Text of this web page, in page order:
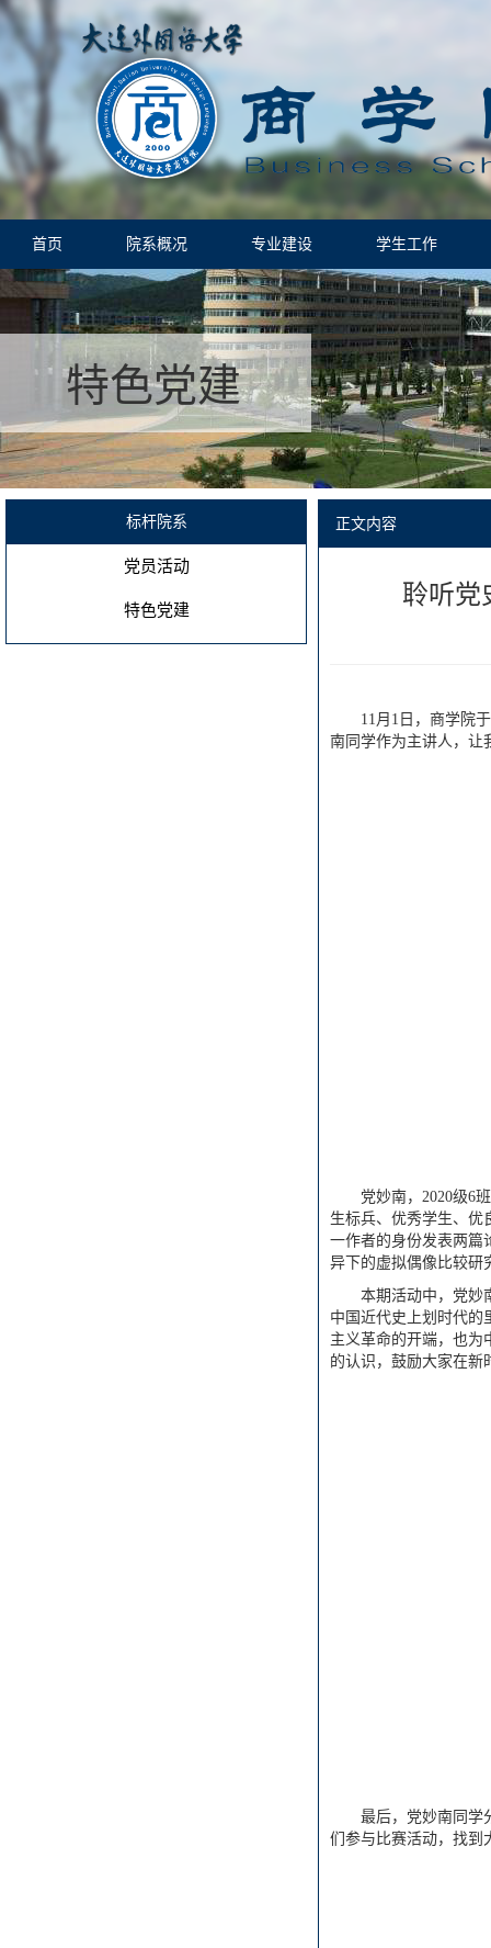
首页 院系概况 专业建设 学生工作
特色党建
标杆院系
党员活动
特色党建
正文内容
聆听党
11月1日，商学院
南同学作为主讲人，让
党妙南，2020级6
生标兵、优秀学生、优
一作者的身份发表两篇
异下的虚拟偶像比较研
本期活动中，党妙
中国近代史上划时代的
主义革命的开端，也为
的认识，鼓励大家在新
最后，党妙南同学
们参与比赛活动，找到